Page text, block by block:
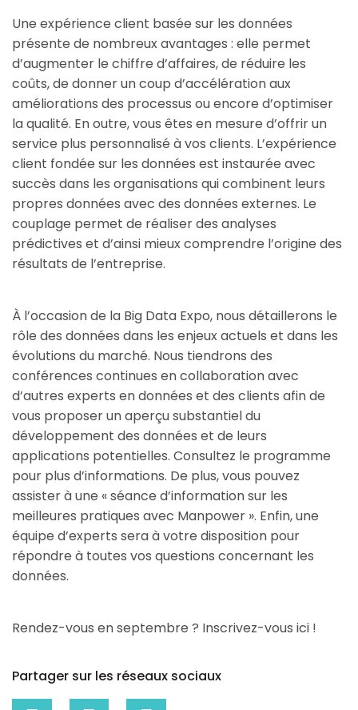
Une expérience client basée sur les données
présente de nombreux avantages : elle permet
d’augmenter le chiffre d’affaires, de réduire les
coûts, de donner un coup d’accélération aux
améliorations des processus ou encore d’optimiser
la qualité. En outre, vous êtes en mesure d’offrir un
service plus personnalisé à vos clients. L’expérience
client fondée sur les données est instaurée avec
succès dans les organisations qui combinent leurs
propres données avec des données externes. Le
couplage permet de réaliser des analyses
prédictives et d’ainsi mieux comprendre l’origine des
résultats de l’entreprise.
À l’occasion de la Big Data Expo, nous détaillerons le
rôle des données dans les enjeux actuels et dans les
évolutions du marché. Nous tiendrons des
conférences continues en collaboration avec
d’autres experts en données et des clients afin de
vous proposer un aperçu substantiel du
développement des données et de leurs
applications potentielles. Consultez le programme
pour plus d’informations. De plus, vous pouvez
assister à une « séance d’information sur les
meilleures pratiques avec Manpower ». Enfin, une
équipe d’experts sera à votre disposition pour
répondre à toutes vos questions concernant les
données.
Rendez-vous en septembre ? Inscrivez-vous ici !
Partager sur les réseaux sociaux